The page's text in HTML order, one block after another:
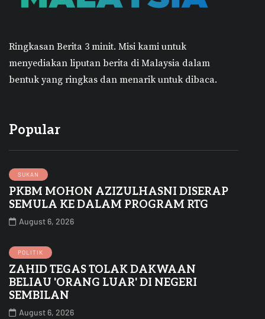
Ringkasan Berita 3 minit. Misi kami untuk
menyediakan liputan berita di Malaysia dalam
bentuk yang ringkas dan menarik untuk dibaca.
Popular
SUKAN
PKBM MOHON AZIZULHASNI DISERAP
SEMULA KE DALAM PROGRAM RTG
August 6, 2026
POLITIK
ZAHID TEGAS TOLAK DAKWAAN
BELIAU 'ORANG LUAR' DI NEGERI
SEMBILAN
August 6, 2026